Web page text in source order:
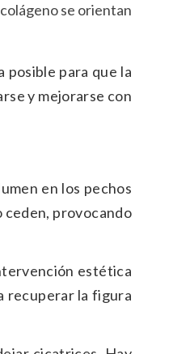
se orientan
posible para que la
y mejorarse con
en los pechos
ceden, provocando
estética
recuperar la figura